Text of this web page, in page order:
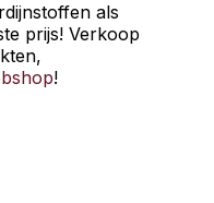
als
prijs! Verkoop
!